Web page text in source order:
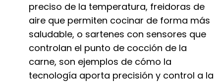
preciso de la temperatura, freidoras de
aire que permiten cocinar de forma más
saludable, o sartenes con sensores que
controlan el punto de cocción de la
carne, son ejemplos de cómo la
tecnología aporta precisión y control a la